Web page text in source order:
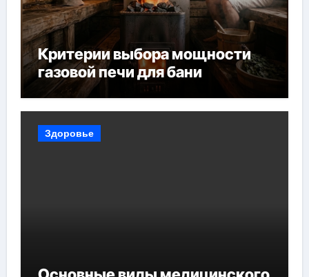
Критерии выбора мощности
газовой печи для бани
Здоровье